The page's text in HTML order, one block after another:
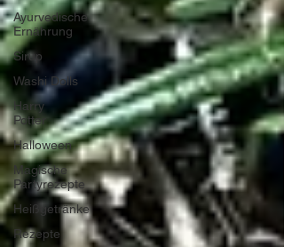
Ayurvedische
Ernährung
Sirup
Washi Dolls
Harry
Potter
Halloween
Magische
Partyrezepte
Heißgetränke
Rezepte